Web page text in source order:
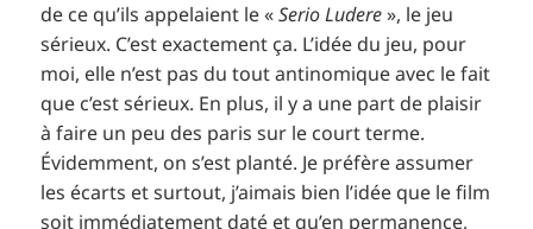
de ce qu’ils appelaient le «Serio Ludere», le jeu
sérieux. C’est exactement ça. L’idée du jeu, pour
moi, elle n’est pas du tout antinomique avec le fait
que c’est sérieux. En plus, il y a une part de plaisir
à faire un peu des paris sur le court terme.
Évidemment, on s’est planté. Je préfère assumer
les écarts et surtout, j’aimais bien l’idée que le film
soit immédiatement daté et qu’en permanence,